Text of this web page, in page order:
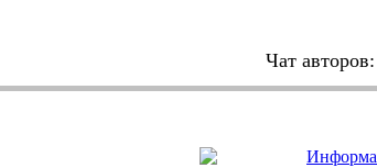
Чат авторов: